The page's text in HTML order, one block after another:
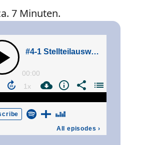
7 Minuten.